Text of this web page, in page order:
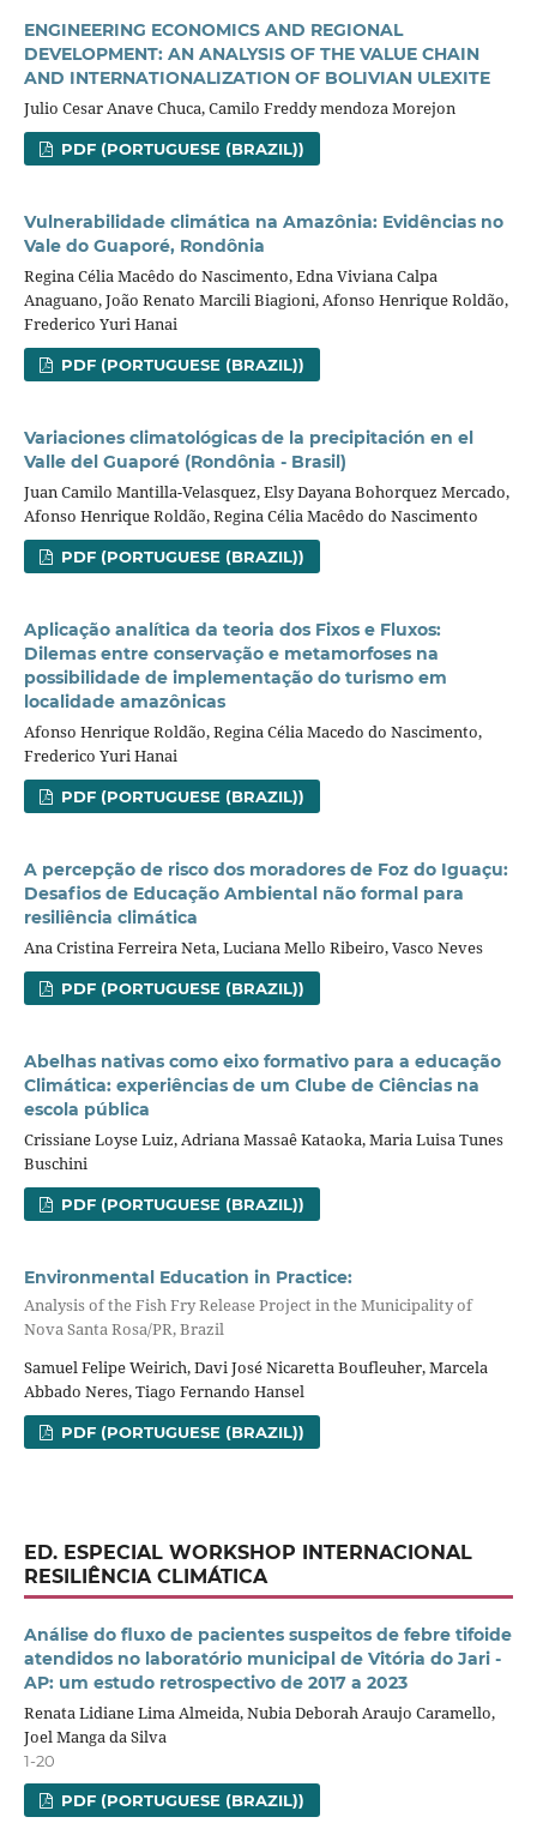
ENGINEERING ECONOMICS AND REGIONAL
DEVELOPMENT: AN ANALYSIS OF THE VALUE CHAIN
AND INTERNATIONALIZATION OF BOLIVIAN ULEXITE
Julio Cesar Anave Chuca, Camilo Freddy mendoza Morejon
PDF (PORTUGUESE (BRAZIL))
Vulnerabilidade climática na Amazônia: Evidências no
Vale do Guaporé, Rondônia
Regina Célia Macêdo do Nascimento, Edna Viviana Calpa
Anaguano, João Renato Marcili Biagioni, Afonso Henrique Roldão,
Frederico Yuri Hanai
PDF (PORTUGUESE (BRAZIL))
Variaciones climatológicas de la precipitación en el
Valle del Guaporé (Rondônia - Brasil)
Juan Camilo Mantilla-Velasquez, Elsy Dayana Bohorquez Mercado,
Afonso Henrique Roldão, Regina Célia Macêdo do Nascimento
PDF (PORTUGUESE (BRAZIL))
Aplicação analítica da teoria dos Fixos e Fluxos:
Dilemas entre conservação e metamorfoses na
possibilidade de implementação do turismo em
localidade amazônicas
Afonso Henrique Roldão, Regina Célia Macedo do Nascimento,
Frederico Yuri Hanai
PDF (PORTUGUESE (BRAZIL))
A percepção de risco dos moradores de Foz do Iguaçu:
Desafios de Educação Ambiental não formal para
resiliência climática
Ana Cristina Ferreira Neta, Luciana Mello Ribeiro, Vasco Neves
PDF (PORTUGUESE (BRAZIL))
Abelhas nativas como eixo formativo para a educação
Climática: experiências de um Clube de Ciências na
escola pública
Crissiane Loyse Luiz, Adriana Massaê Kataoka, Maria Luisa Tunes
Buschini
PDF (PORTUGUESE (BRAZIL))
Environmental Education in Practice:
Analysis of the Fish Fry Release Project in the Municipality of
Nova Santa Rosa/PR, Brazil
Samuel Felipe Weirich, Davi José Nicaretta Boufleuher, Marcela
Abbado Neres, Tiago Fernando Hansel
PDF (PORTUGUESE (BRAZIL))
ED. ESPECIAL WORKSHOP INTERNACIONAL
RESILIÊNCIA CLIMÁTICA
Análise do fluxo de pacientes suspeitos de febre tifoide
atendidos no laboratório municipal de Vitória do Jari -
AP: um estudo retrospectivo de 2017 a 2023
Renata Lidiane Lima Almeida, Nubia Deborah Araujo Caramello,
Joel Manga da Silva
1-20
PDF (PORTUGUESE (BRAZIL))